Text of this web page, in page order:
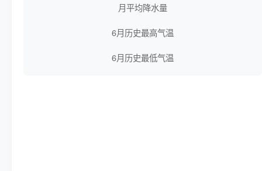
月平均降水量
6月历史最高气温
6月历史最低气温